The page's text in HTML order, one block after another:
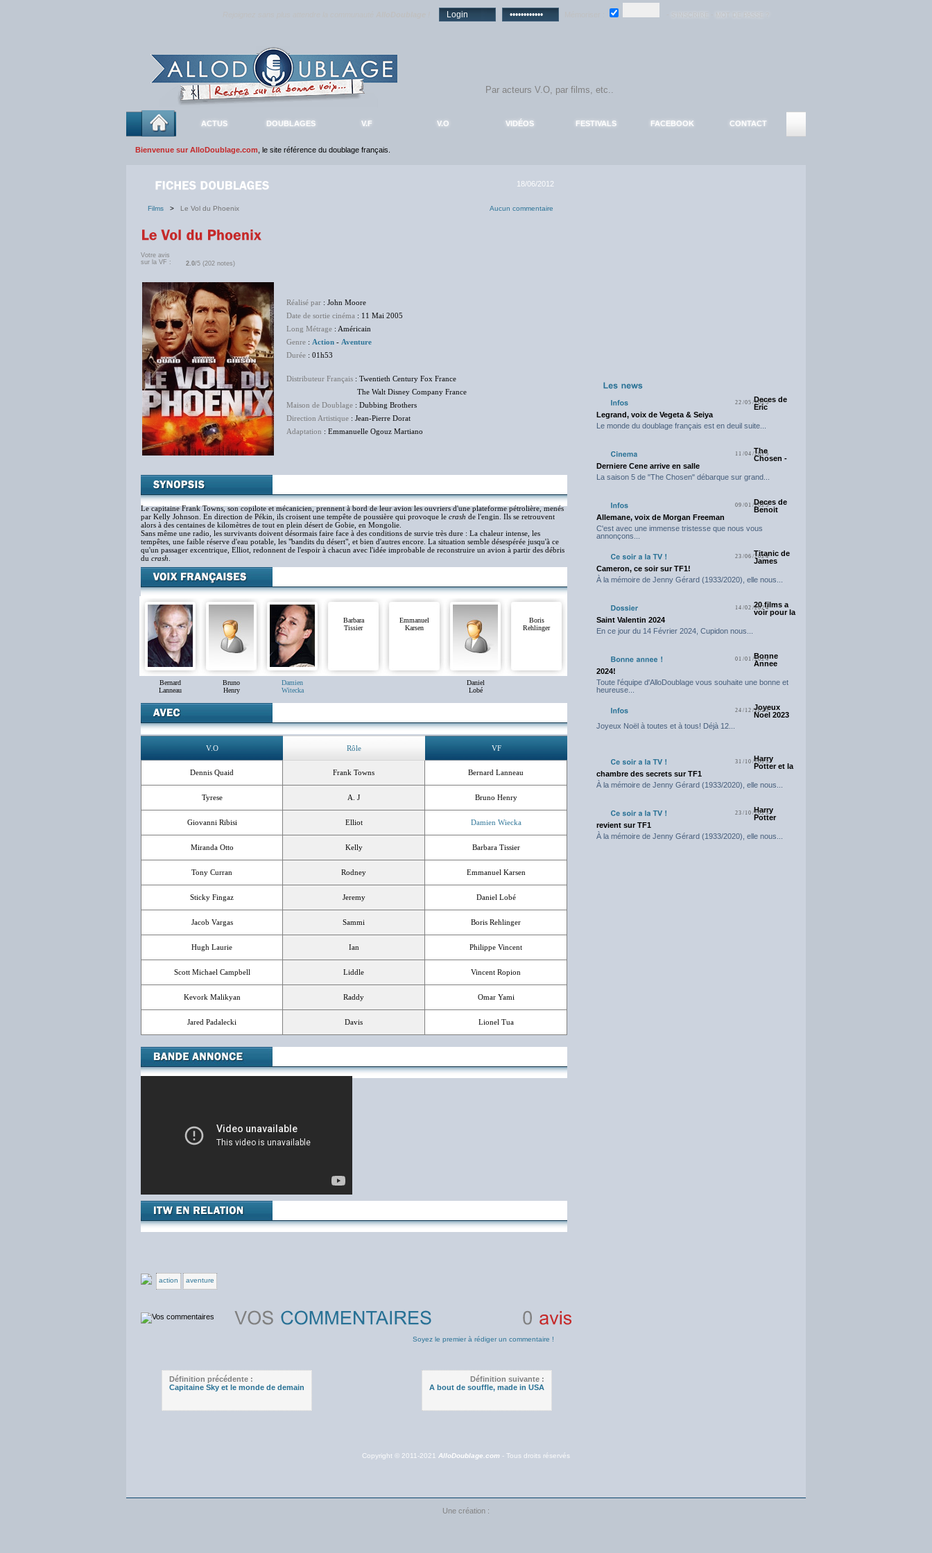
ACTUS DOUBLAGES V.F V.O VIDÉOS FESTIVALS FACEBOOK CONTACT
Bienvenue sur AlloDoublage.com , le site référence du doublage français.
18/06/2012
Films > Le Vol du Phoenix Aucun commentaire
Votre avis
sur la VF :
2.0/5 (202 notes)
Réalisé par : John Moore
Date de sortie cinéma : 11 Mai 2005
Long Métrage : Américain
Genre : Action - Aventure
Durée : 01h53
Distributeur Français : Twentieth Century Fox France
The Walt Disney Company France
Maison de Doublage : Dubbing Brothers
Direction Artistique : Jean-Pierre Dorat
Adaptation : Emmanuelle Ogouz Martiano
Le capitaine Frank Towns, son copilote et mécanicien, prennent à bord de leur avion les ouvriers d'une plateforme pétrolière, menés
par Kelly Johnson. En direction de Pékin, ils croisent une tempête de poussière qui provoque le crash de l'engin. Ils se retrouvent
alors à des centaines de kilomètres de tout en plein désert de Gobie, en Mongolie.
Sans même une radio, les survivants doivent désormais faire face à des conditions de survie très dure : La chaleur intense, les
tempêtes, une faible réserve d'eau potable, les "bandits du désert", et bien d'autres encore. La situation semble désespérée jusqu'à ce
qu'un passager excentrique, Elliot, redonnent de l'espoir à chacun avec l'idée improbable de reconstruire un avion à partir des débris
du crash
Bernard
Lanneau
Bruno
Henry
Damien
Witecka
Barbara
Tissier
Emmanuel
Karsen
Daniel
Lobé
Boris
Rehlinger
V.O Rôle VF
Dennis Quaid Frank Towns Bernard Lanneau
Tyrese A. J Bruno Henry
Giovanni Ribisi Elliot Damien Wiecka
Miranda Otto Kelly Barbara Tissier
Tony Curran Rodney Emmanuel Karsen
Sticky Fingaz Jeremy Daniel Lobé
Jacob Vargas Sammi Boris Rehlinger
Hugh Laurie Ian Philippe Vincent
Scott Michael Campbell Liddle Vincent Ropion
Kevork Malikyan Raddy Omar Yami
Jared Padalecki Davis Lionel Tua
action aventure
Soyez le premier à rédiger un commentaire !
Définition précédente :
Capitaine Sky et le monde de demain
Définition suivante :
A bout de souffle, made in USA
22/05/2025Deces de
Eric
Legrand, voix de Vegeta & Seiya
Le monde du doublage français est en deuil suite...
11/04/2025
The
Chosen -
Derniere Cene arrive en salle
La saison 5 de "The Chosen" débarque sur grand...
09/01/2025Deces de
Benoit
Allemane, voix de Morgan Freeman
C'est avec une immense tristesse que nous vous
annonçons...
23/06/2024Titanic de
James
Cameron, ce soir sur TF1!
À la mémoire de Jenny Gérard (1933/2020), elle nous...
14/02/202420 films a
voir pour la
Saint Valentin 2024
En ce jour du 14 Février 2024, Cupidon nous...
01/01/2024
Bonne
Annee
2024!
Toute l'équipe d'AlloDoublage vous souhaite une bonne et
heureuse...
24/12/2023
Joyeux
Noel 2023
Joyeux Noël à toutes et à tous! Déjà 12...
31/10/2023
Harry
Potter et la
chambre des secrets sur TF1
À la mémoire de Jenny Gérard (1933/2020), elle nous...
23/10/2023
Harry
Potter
revient sur TF1
À la mémoire de Jenny Gérard (1933/2020), elle nous...
Copyright © 2011-2021 AlloDoublage.com - Tous droits réservés
Une création :